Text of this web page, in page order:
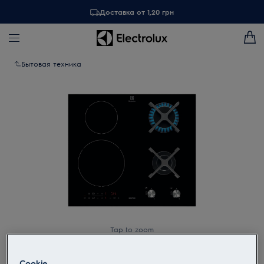
Доставка от 1,20 грн
Бытовая техника
Tap to zoom